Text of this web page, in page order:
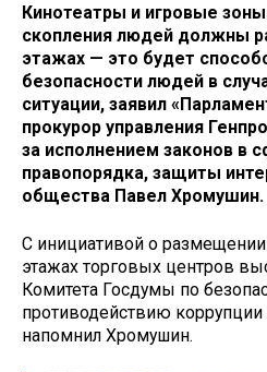
Кинотеатры и игровые
скопления людей должны
этажах — это будет
безопасности людей в
ситуации, заявил
прокурор управления
за исполнением законов в
правопорядка, защиты
общества Павел Хромушин.
С инициативой о
этажах торговых центров
Комитета Госдумы по
противодействию
напомнил Хромушин.